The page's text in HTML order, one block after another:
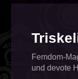
Femdom-
und devote